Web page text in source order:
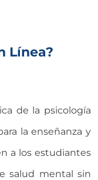
Línea?
de la psicología
la enseñanza y
a los estudiantes
salud mental sin